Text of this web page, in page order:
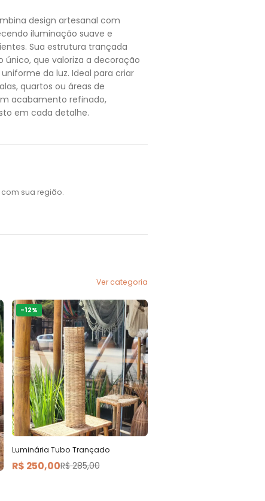
design artesanal com
iluminação suave e
Sua estrutura trançada
que valoriza a decoração
da luz. Ideal para criar
quartos ou áreas de
acabamento refinado,
em cada detalhe.
sua região.
Ver categoria
-12%
Luminária Tubo Trançado
R$ 250,00R$ 285,00